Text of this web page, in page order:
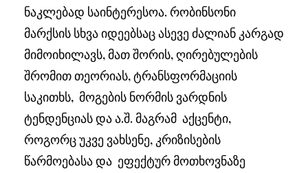
ნაკლებად საინტერესოა. რობინსონი
მარქსის სხვა იდეებსაც ასევე ძალიან კარგად
მიმოიხილავს, მათ შორის, ღირებულების
შრომით თეორიას, ტრანსფორმაციის
საკითხს, მოგების ნორმის ვარდნის
ტენდენციას და ა.შ. მაგრამ აქცენტი,
როგორც უკვე ვახსენე, კრიზისების
წარმოებასა და ეფექტურ მოთხოვნაზე